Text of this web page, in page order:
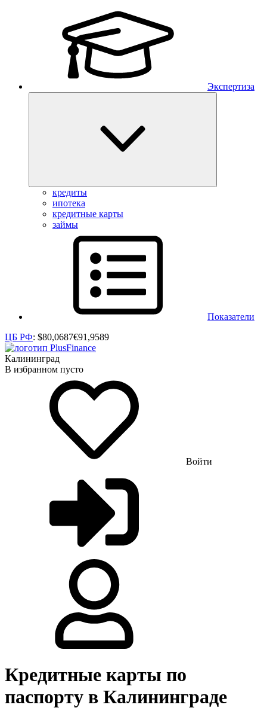
Экспертиза
кредиты
ипотека
кредитные карты
займы
Показатели
ЦБ РФ: $80,0687€91,9589
Калининград
В избранном пусто
Войти
Кредитные карты по
паспорту в Калининграде